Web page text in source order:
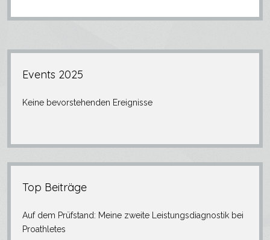
Seitenleiste
Events 2025
Keine bevorstehenden Ereignisse
Top Beiträge
Auf dem Prüfstand: Meine zweite Leistungsdiagnostik bei
Proathletes